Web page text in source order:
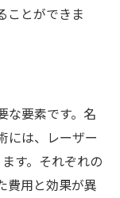
ことができま
な要素です。名
には、レーザー
す。それぞれの
費用と効果が異